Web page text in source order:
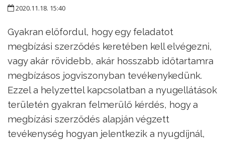
2020.11.18. 15:40
Gyakran előfordul, hogy egy feladatot
megbízási szerződés keretében kell elvégezni,
vagy akár rövidebb, akár hosszabb időtartamra
megbízásos jogviszonyban tevékenykedünk.
Ezzel a helyzettel kapcsolatban a nyugellátások
területén gyakran felmerülő kérdés, hogy a
megbízási szerződés alapján végzett
tevékenység hogyan jelentkezik a nyugdíjnál,